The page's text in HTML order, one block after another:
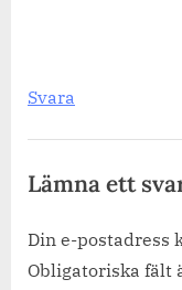
Svara
Lämna ett
Din e-postadress
Obligatoriska fält